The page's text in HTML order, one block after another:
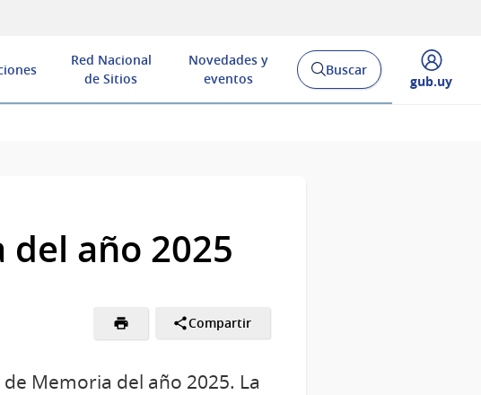
Red Nacional
de Sitios
Novedades y
eventos
AbrirBuscar
Desplegar
gub.uy
año 2025
Compartir
Memoria del año 2025. La